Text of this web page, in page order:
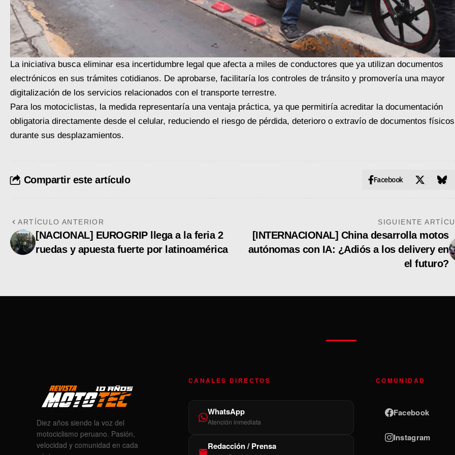
La iniciativa busca eliminar esa incertidumbre legal que afecta a miles de conductores que ya utilizan documentos
electrónicos en sus trámites cotidianos. De aprobarse, facilitaría los controles de tránsito y promovería una mayor
digitalización de los servicios relacionados con el transporte terrestre.
Para los motociclistas, la medida representaría una ventaja práctica, ya que permitiría acreditar la documentación
obligatoria directamente desde el celular, reduciendo el riesgo de pérdida, deterioro o extravío de documentos físicos
durante sus desplazamientos.
Compartir este artículo Facebook
ARTÍCULO ANTERIOR
[NACIONAL] EUROGRIP llega a la feria 2
ruedas y apuesta fuerte por latinoamérica
SIGUIENTE
[INTERNACIONAL] China desarrolla motos
autónomas con IA: ¿Adiós a los delivery en
el futuro?
Diez años siendo la voz del
motociclismo peruano. Pasión,
velocidad y comunidad en cada
CANALES DIRECTOS
WhatsApp
Atención inmediata
Redacción / Prensa
COMUNIDAD
Facebook
Instagram